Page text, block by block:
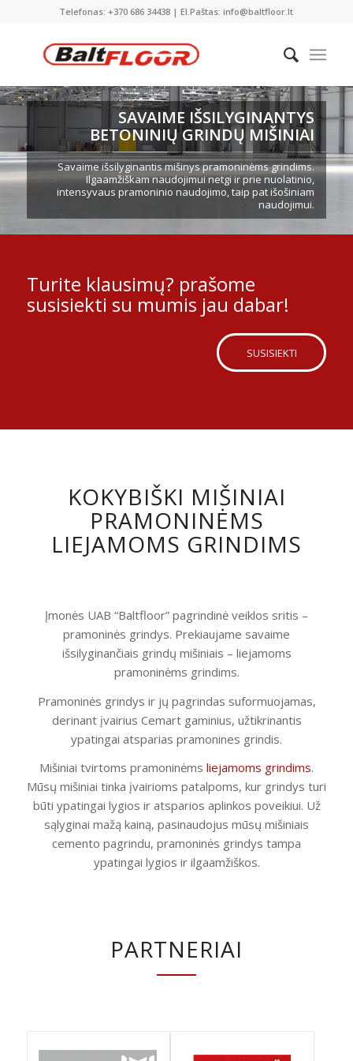
Telefonas: +370 686 34438 | El.Paštas: info@baltfloor.lt
SAVAIME IŠSILYGINANTYS
BETONINIŲ GRINDŲ MIŠINIAI
Savaime išsilyginantis mišinys pramoninėms grindims.
Ilgaamžiškam naudojimui netgi ir prie nuolatinio,
intensyvaus pramoninio naudojimo, taip pat išošiniam
naudojimui.
Turite klausimų? prašome
susisiekti su mumis jau dabar!
SUSISIEKTI
KOKYBIŠKI MIŠINIAI
PRAMONINĖMS
LIEJAMOMS GRINDIMS
Įmonės UAB “Baltfloor” pagrindinė veiklos sritis –
pramoninės grindys. Prekiaujame savaime
išsilyginančiais grindų mišiniais – liejamoms
pramoninėms grindims.
Pramoninės grindys ir jų pagrindas suformuojamas,
derinant įvairius Cemart gaminius, užtikrinantis
ypatingai atsparias pramonines grindis.
Mišiniai tvirtoms pramoninėms liejamoms grindims.
Mūsų mišiniai tinka įvairioms patalpoms, kur grindys turi
būti ypatingai lygios ir atsparios aplinkos poveikiui. Už
sąlyginai mažą kainą, pasinaudojus mūsų mišiniais
cemento pagrindu, pramoninės grindys tampa
ypatingai lygios ir ilgaamžiškos.
PARTNERIAI